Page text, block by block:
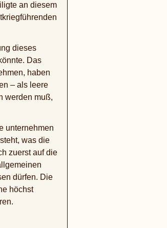
an diesem
dieses
Das
haben
– als leere
werden muß,
unternehmen
was die
zuerst auf die
dürfen. Die
höchst